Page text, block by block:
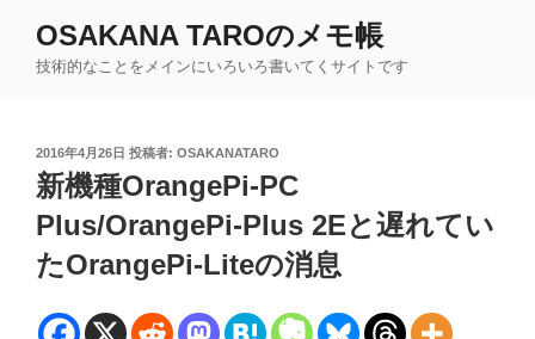
OSAKANA TAROのメモ帳
技術的なことをメインにいろいろ書いてくサイトです
投
稿
日:
2016年4月26日 投稿者: OSAKANATARO
新機種OrangePi-PC
Plus/OrangePi-Plus 2Eと遅れてい
たOrangePi-Liteの消息